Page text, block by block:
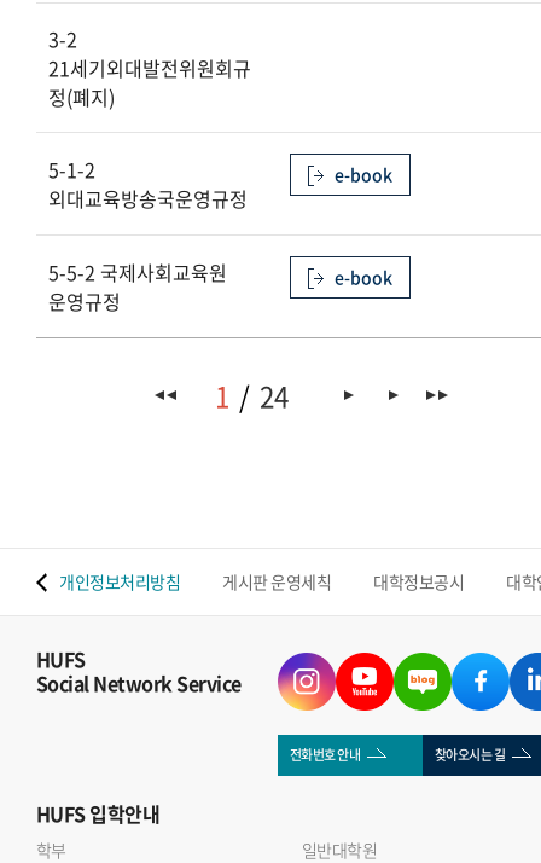
3-2
21세기외대발전위원회규
정(폐지)
5-1-2
외대교육방송국운영규정
e-book
5-5-2 국제사회교육원
운영규정
e-book
1 24
개인정보처리방침 게시판 운영세칙 대학정보공시 대
HUFS
Social Network Service
전화번호 안내 찾아오시는 길
HUFS입학안내
학부
일반대학원